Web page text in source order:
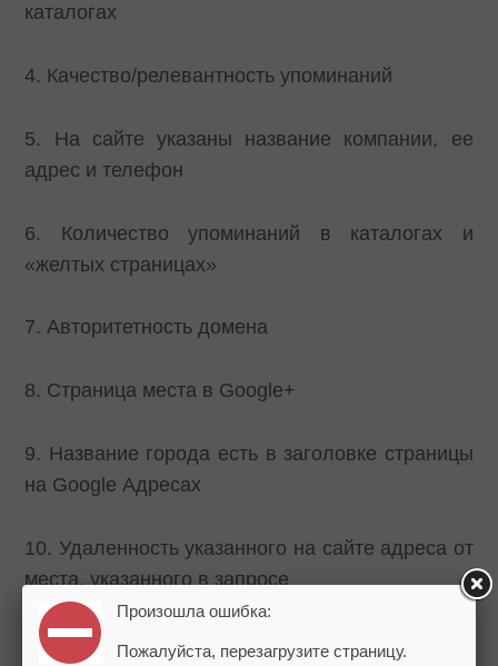
каталогах
4. Качество/релевантность упоминаний
5. На сайте указаны название компании, ее
адрес и телефон
6. Количество упоминаний в каталогах и
«желтых страницах»
7. Авторитетность домена
8. Страница места в Google+
9. Название города есть в заголовке страницы
на Google Адресах
10. Удаленность указанного на сайте адреса от
места, указанного в запросе
11. Качество внешних ссылок
Произошла ошибка:
Пожалуйста, перезагрузите страницу.